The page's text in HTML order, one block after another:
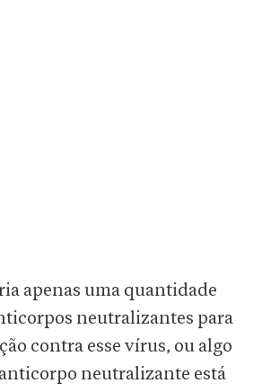
apenas uma quantidade
neutralizantes para
contra esse vírus, ou algo
neutralizante está